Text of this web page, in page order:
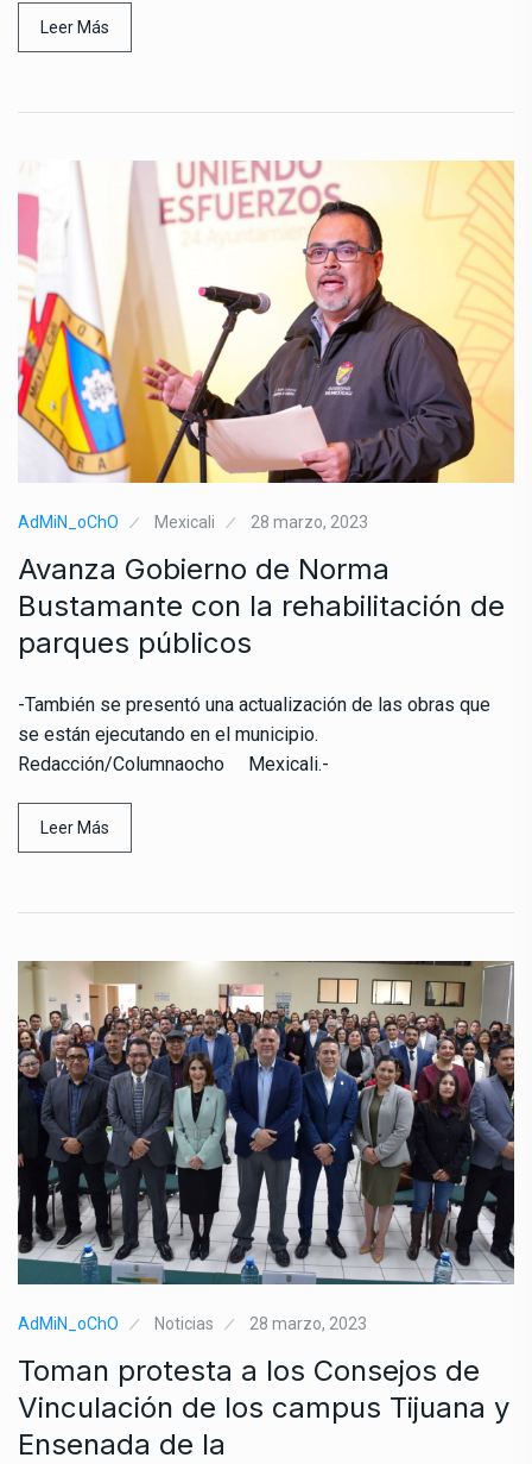
Leer Más
AdMiN_oChO Mexicali 28 marzo, 2023
Avanza Gobierno de Norma
Bustamante con la rehabilitación de
parques públicos
-También se presentó una actualización de las obras que
se están ejecutando en el municipio.
Redacción/Columnaocho Mexicali.-
Leer Más
AdMiN_oChO Noticias 28 marzo, 2023
Toman protesta a los Consejos de
Vinculación de los campus Tijuana y
Ensenada de la